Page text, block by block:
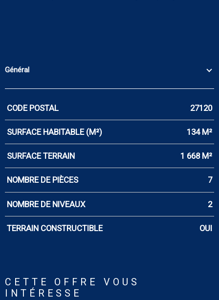
Général
Caractérisque Valeurs
CODE POSTAL 27120
SURFACE HABITABLE (M²) 134 M²
SURFACE TERRAIN 1 668 M²
NOMBRE DE PIÈCES 7
NOMBRE DE NIVEAUX 2
TERRAIN CONSTRUCTIBLE OUI
CETTE OFFRE
VOUS
INTÉRESSE